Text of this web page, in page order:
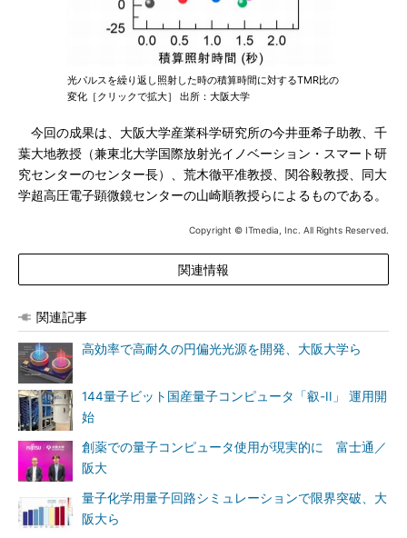
光パルスを繰り返し照射した時の積算時間に対するTMR比の
変化［クリックで拡大］ 出所：大阪大学
今回の成果は、大阪大学産業科学研究所の今井亜希子助教、千
葉大地教授（兼東北大学国際放射光イノベーション・スマート研
究センターのセンター長）、荒木徹平准教授、関谷毅教授、同大
学超高圧電子顕微鏡センターの山崎順教授らによるものである。
Copyright © ITmedia, Inc. All Rights Reserved.
関連情報
関連記事
高効率で高耐久の円偏光光源を開発、大阪大学ら
144量子ビット国産量子コンピュータ「叡-II」 運用開
始
創薬での量子コンピュータ使用が現実的に 富士通／
阪大
量子化学用量子回路シミュレーションで限界突破、大
阪大ら